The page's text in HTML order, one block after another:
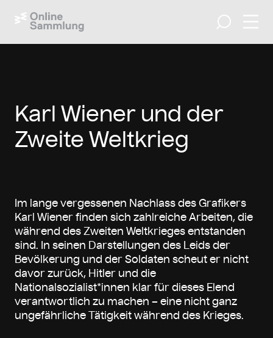
Suche
Karl Wiener und der
Zweite Weltkrieg
Im lange vergessenen Nachlass des Grafikers
Karl Wiener finden sich zahlreiche Arbeiten, die
während des Zweiten Weltkrieges entstanden
sind. In seinen Darstellungen des Leids der
Bevölkerung und der Soldaten scheut er nicht
davor zurück, Hitler und die
Nationalsozialist*innen klar für dieses Elend
verantwortlich zu machen – eine nicht ganz
ungefährliche Tätigkeit während des Krieges.